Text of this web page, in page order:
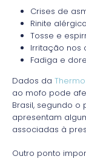
Crises de
Rinite alérgica
Tosse e
Irritação nos
Fadiga e
Dados da
ao mofo pode
Brasil, segundo o
apresentam
associadas à
Outro ponto